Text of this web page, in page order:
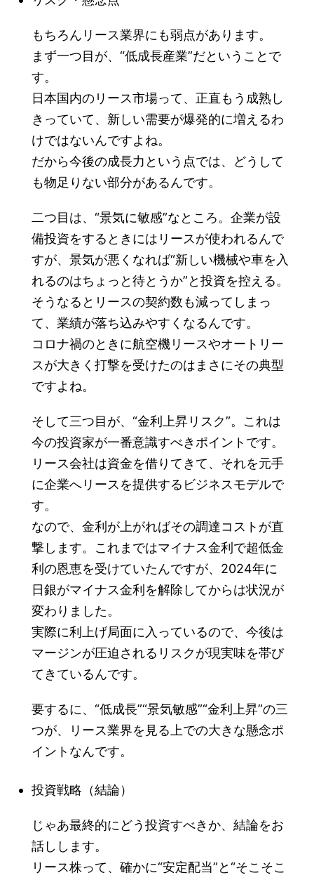
もちろんリース業界にも弱点があります。
まず一つ目が、“低成長産業”だということで
す。
日本国内のリース市場って、正直もう成熟し
きっていて、新しい需要が爆発的に増えるわ
けではないんですよね。
だから今後の成長力という点では、どうして
も物足りない部分があるんです。
二つ目は、“景気に敏感”なところ。企業が設
備投資をするときにはリースが使われるんで
すが、景気が悪くなれば“新しい機械や車を入
れるのはちょっと待とうか”と投資を控える。
そうなるとリースの契約数も減ってしまっ
て、業績が落ち込みやすくなるんです。
コロナ禍のときに航空機リースやオートリー
スが大きく打撃を受けたのはまさにその典型
ですよね。
そして三つ目が、“金利上昇リスク”。これは
今の投資家が一番意識すべきポイントです。
リース会社は資金を借りてきて、それを元手
に企業へリースを提供するビジネスモデルで
す。
なので、金利が上がればその調達コストが直
撃します。これまではマイナス金利で超低金
利の恩恵を受けていたんですが、2024年に
日銀がマイナス金利を解除してからは状況が
変わりました。
実際に利上げ局面に入っているので、今後は
マージンが圧迫されるリスクが現実味を帯び
てきているんです。
要するに、“低成長”“景気敏感”“金利上昇”の三
つが、リース業界を見る上での大きな懸念ポ
イントなんです。
投資戦略（結論）
じゃあ最終的にどう投資すべきか、結論をお
話しします。
リース株って、確かに“安定配当”と“そこそこ